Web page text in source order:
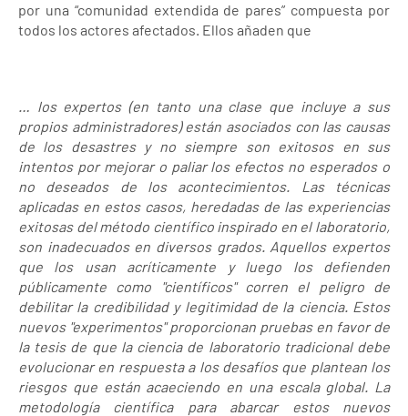
por una “comunidad extendida de pares” compuesta por
todos los actores afectados. Ellos añaden que
… los expertos (en tanto una clase que incluye a sus
propios administradores) están asociados con las causas
de los desastres y no siempre son exitosos en sus
intentos por mejorar o paliar los efectos no esperados o
no deseados de los acontecimientos. Las técnicas
aplicadas en estos casos, heredadas de las experiencias
exitosas del método científico inspirado en el laboratorio,
son inadecuados en diversos grados. Aquellos expertos
que los usan acríticamente y luego los defienden
públicamente como "científicos" corren el peligro de
debilitar la credibilidad y legitimidad de la ciencia. Estos
nuevos "experimentos" proporcionan pruebas en favor de
la tesis de que la ciencia de laboratorio tradicional debe
evolucionar en respuesta a los desafíos que plantean los
riesgos que están acaeciendo en una escala global. La
metodología científica para abarcar estos nuevos